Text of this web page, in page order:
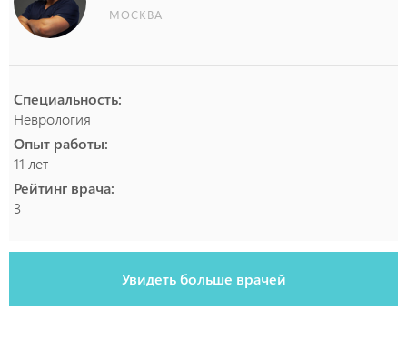
МОСКВА
Специальность:
Неврология
Опыт работы:
11 лет
Рейтинг врача:
3
Увидеть больше врачей